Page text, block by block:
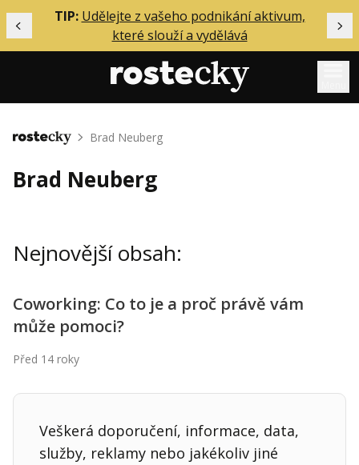
Předchozí
TIP: Udělejte z vašeho podnikání aktivum,
které slouží a vydělává
Mentoring
Solo
Inzerce
Přihlášení
Kontakt
Obchodní podmínky
Hledaná fráze Hledat
Domů Brad Neuberg
Brad Neuberg
Nejnovější obsah:
Coworking: Co to je a proč právě vám
může pomoci?
Před 14 roky
Veškerá doporučení, informace, data,
služby, reklamy nebo jakékoliv jiné